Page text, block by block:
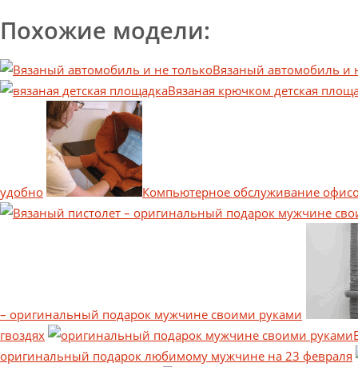
Похожие модели:
Вязаный автомобиль и
Вязаная крючком детская
удобно Компьютерное обслуживание
– оригинальный подарок мужчине своими руками
гвоздях
оригинальный подарок любимому мужчине на 23 февраля